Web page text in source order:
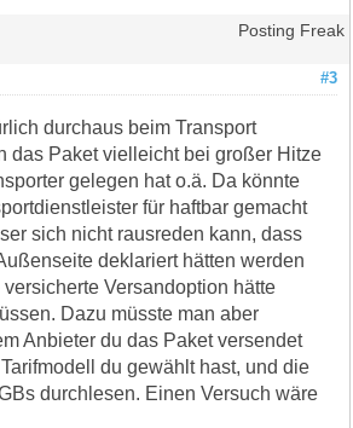
Posting Freak
#3
durchaus beim Transport
das Paket vielleicht bei großer Hitze
gelegen hat o.ä. Da könnte
für haftbar gemacht
sich nicht rausreden kann, dass
deklariert hätten werden
Versandoption hätte
Dazu müsste man aber
Anbieter du das Paket versendet
du gewählt hast, und die
durchlesen. Einen Versuch wäre